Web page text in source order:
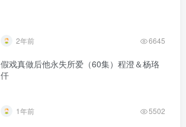
2年前 6645
假戏真做后他永失所爱（60集）程澄＆杨珞
仟
1年前 5502